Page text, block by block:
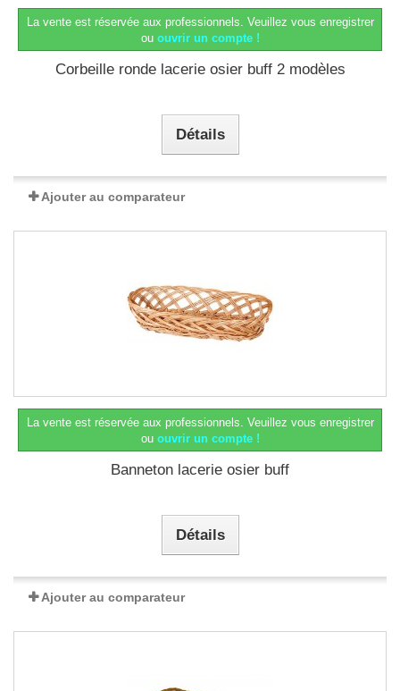
La vente est réservée aux professionnels. Veuillez vous enregistrer
ou ouvrir un compte !
Corbeille ronde lacerie osier buff 2 modèles
Détails
Ajouter au comparateur
La vente est réservée aux professionnels. Veuillez vous enregistrer
ou ouvrir un compte !
Banneton lacerie osier buff
Détails
Ajouter au comparateur